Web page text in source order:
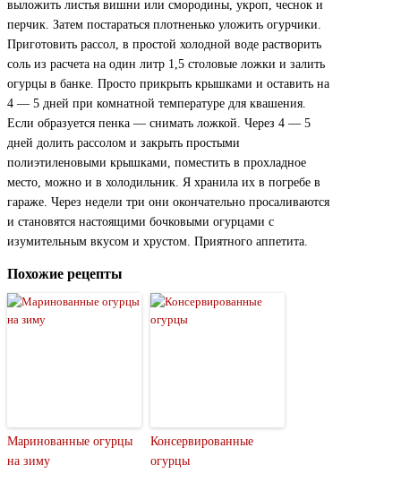
выложить листья вишни или смородины, укроп, чеснок и
перчик. Затем постараться плотненько уложить огурчики.
Приготовить рассол, в простой холодной воде растворить
соль из расчета на один литр 1,5 столовые ложки и залить
огурцы в банке. Просто прикрыть крышками и оставить на
4 — 5 дней при комнатной температуре для квашения.
Если образуется пенка — снимать ложкой. Через 4 — 5
дней долить рассолом и закрыть простыми
полиэтиленовыми крышками, поместить в прохладное
место, можно и в холодильник. Я хранила их в погребе в
гараже. Через недели три они окончательно просаливаются
и становятся настоящими бочковыми огурцами с
изумительным вкусом и хрустом. Приятного аппетита.
Похожие рецепты
Маринованные огурцы
на зиму
Консервированные
огурцы